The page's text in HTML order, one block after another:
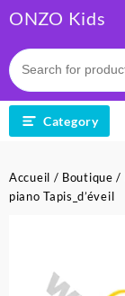
to
content
ONZO Kids
Category
Accueil / Boutique /
piano Tapis_d’éveil